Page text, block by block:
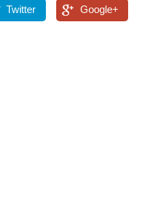
Twitter Google+